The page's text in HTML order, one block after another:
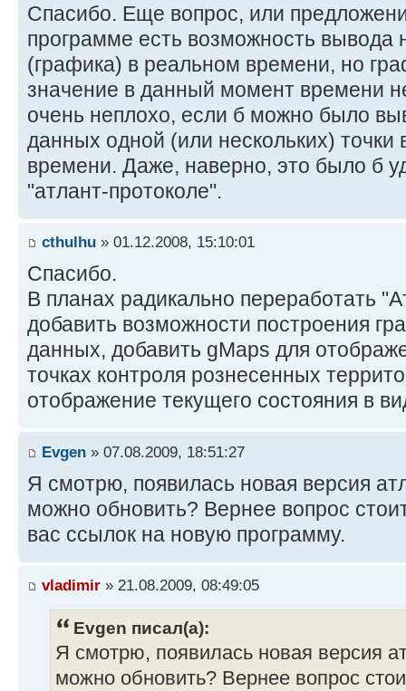
Спасибо. Еще вопрос, или
программе есть возможность вывода
(графика) в реальном времени, но
значение в данный момент времени
очень неплохо, если б можно было
данных одной (или нескольких) точки
времени. Даже, наверно, это было б
"атлант-протоколе".
cthulhu » 01.12.2008, 15:10:01
Спасибо.
В планах радикально переработать
добавить возможности построения
данных, добавить gMaps для
точках контроля рознесенных
отображение текущего состояния в
Evgen » 07.08.2009, 18:51:27
Я смотрю, появилась новая версия
можно обновить? Вернее вопрос
вас ссылок на новую программу.
vladimir » 21.08.2009, 08:49:05
Evgen писал(а):
Я смотрю, появилась новая версия
можно обновить? Вернее вопрос